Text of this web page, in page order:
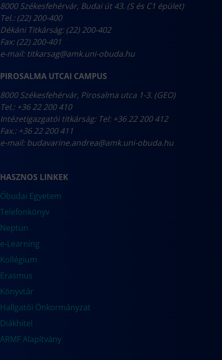
8000 Székesfehérvár, Budai út 43. (S és C1 épület)
Tel.: (22) 200-400
Dékáni Titkárság: (22) 200-402
Fax: (22) 200-401
e-mail: titkarsag@amk.uni-obuda.hu
PIROSALMA UTCAI CAMPUS
8000 Székesfehérvár, Pirosalma utca 1-3. (GEO)
Tel.: +36 22 200 410
Intézetigazgatói titkárság: Tel: +36 22 200 412
Fax.: +36 22 200 411
e-mail:budavarine.andrea@amk.uni-obuda.hu
HASZNOS LINKEK
Óbudai Egyetem
Telefonkönyv
Neptun
e-Learning
Kollégium
Erasmus
Könyvtár
Hallgatói Önkormányzat
Diákhitel
ARMF Alapítvány